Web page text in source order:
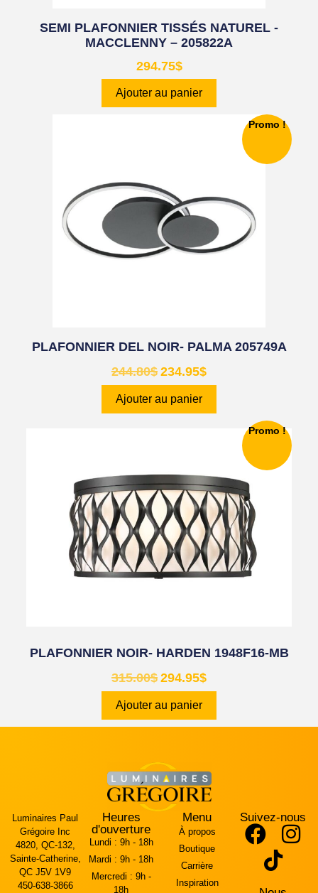
SEMI PLAFONNIER TISSÉS NATUREL -
MACCLENNY – 205822A
294.75$
Ajouter au panier
Promo !
PLAFONNIER DEL NOIR- PALMA 205749A
244.80$ 234.95$
Ajouter au panier
Promo !
PLAFONNIER NOIR- HARDEN 1948F16-MB
315.00$ 294.95$
Ajouter au panier
Luminaires Paul
Grégoire Inc
4820, QC-132,
Sainte-Catherine,
QC J5V 1V9
450-638-3866
Heures
d'ouverture
Lundi : 9h - 18h
Mardi : 9h - 18h
Mercredi : 9h -
18h
Menu
À propos
Boutique
Carrière
Inspiration
Suivez-nous